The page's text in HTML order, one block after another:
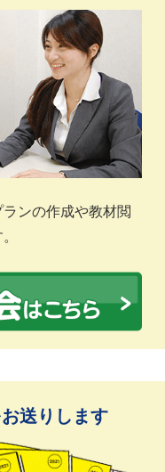
ンの作成や教材閲
送りします